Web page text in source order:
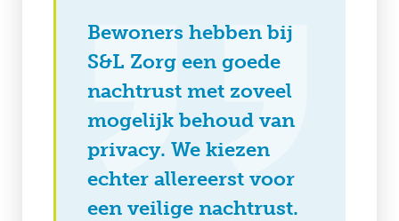
Bewoners hebben bij
S&L Zorg een goede
nachtrust met zoveel
mogelijk behoud van
privacy. We kiezen
echter allereerst voor
een veilige nachtrust.